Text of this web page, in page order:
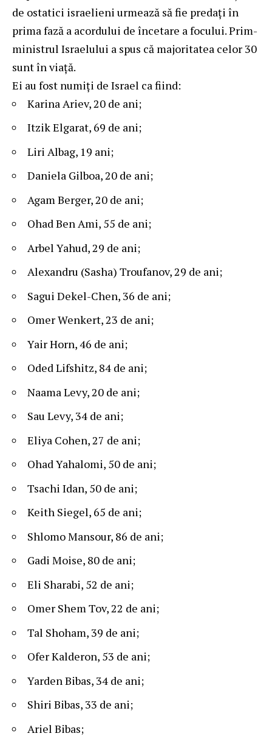
de ostatici israelieni urmează să fie predați în
prima fază a acordului de încetare a focului. Prim-
ministrul Israelului a spus că majoritatea celor 30
sunt în viață.
Ei au fost numiți de Israel ca fiind:
Karina Ariev, 20 de ani;
Itzik Elgarat, 69 de ani;
Liri Albag, 19 ani;
Daniela Gilboa, 20 de ani;
Agam Berger, 20 de ani;
Ohad Ben Ami, 55 de ani;
Arbel Yahud, 29 de ani;
Alexandru (Sasha) Troufanov, 29 de ani;
Sagui Dekel-Chen, 36 de ani;
Omer Wenkert, 23 de ani;
Yair Horn, 46 de ani;
Oded Lifshitz, 84 de ani;
Naama Levy, 20 de ani;
Sau Levy, 34 de ani;
Eliya Cohen, 27 de ani;
Ohad Yahalomi, 50 de ani;
Tsachi Idan, 50 de ani;
Keith Siegel, 65 de ani;
Shlomo Mansour, 86 de ani;
Gadi Moise, 80 de ani;
Eli Sharabi, 52 de ani;
Omer Shem Tov, 22 de ani;
Tal Shoham, 39 de ani;
Ofer Kalderon, 53 de ani;
Yarden Bibas, 34 de ani;
Shiri Bibas, 33 de ani;
Ariel Bibas;